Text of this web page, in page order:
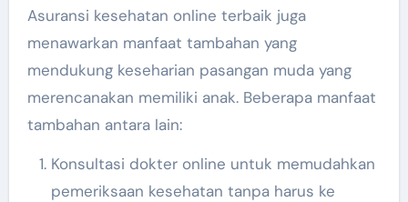
Asuransi kesehatan online terbaik juga
menawarkan manfaat tambahan yang
mendukung keseharian pasangan muda yang
merencanakan memiliki anak. Beberapa manfaat
tambahan antara lain:
Konsultasi dokter online untuk memudahkan
pemeriksaan kesehatan tanpa harus ke